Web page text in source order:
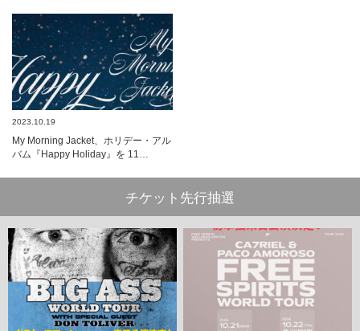
2023.10.19
My Morning Jacket、ホリデー・アル
バム『Happy Holiday』を 11…
チケット先行抽選